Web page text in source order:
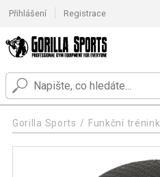
Přihlášení Registrace
Gorilla Sports Funkční trénink